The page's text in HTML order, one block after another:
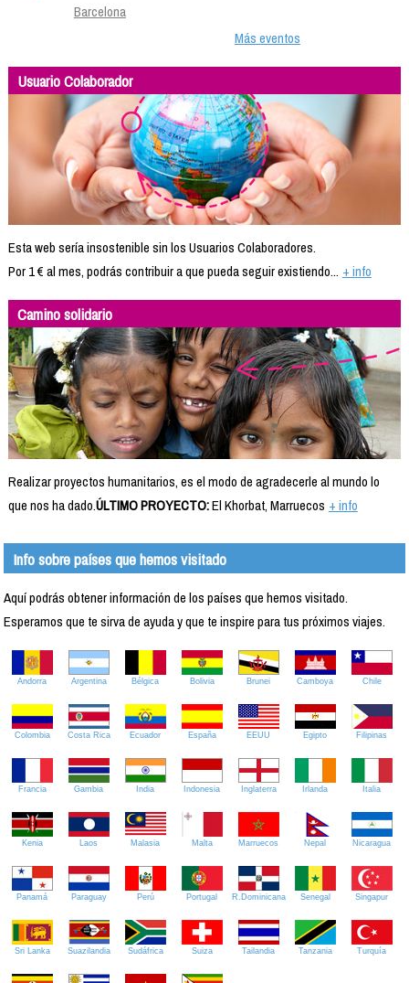
Barcelona
Más eventos
Usuario Colaborador
Esta web sería insostenible sin los Usuarios Colaboradores.
Por 1 € al mes, podrás contribuir a que pueda seguir existiendo... + info
Camino solidario
Realizar proyectos humanitarios, es el modo de agradecerle al mundo lo
que nos ha dado.ÚLTIMO PROYECTO:El Khorbat, Marruecos + info
Info sobre países que hemos visitado
Aquí podrás obtener información de los países que hemos visitado.
Esperamos que te sirva de ayuda y que te inspire para tus próximos viajes.
Andorra Argentina Bélgica Bolivia Brunei Camboya Chile
Colombia Costa Rica Ecuador España EEUU Egipto Filipinas
Francia Gambia India Indonesia Inglaterra Irlanda Italia
Kenia Laos Malasia Malta Marruecos Nepal Nicaragua
Panamá Paraguay Perú Portugal R.Dominicana Senegal Singapur
Sri Lanka Suazilandia Sudáfrica Suiza Tailandia Tanzania Turquía